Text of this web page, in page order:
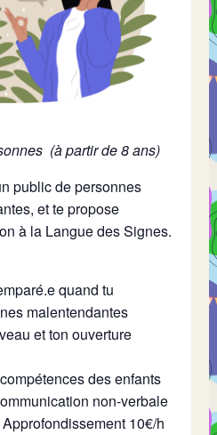
(à partir de 8 ans)
public de personnes
et te propose
à la Langue des Signes.
quand tu
malentendantes
et ton ouverture
des enfants
non-verbale
10€/h